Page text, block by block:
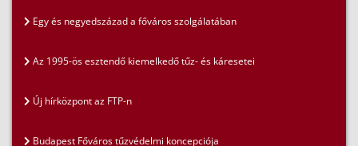
Egy és negyedszázad a főváros szolgálatában
Az 1995-ös esztendő kiemelkedő tűz- és káresetei
Új hírközpont az FTP-n
Budapest Főváros tűzvédelmi koncepciója